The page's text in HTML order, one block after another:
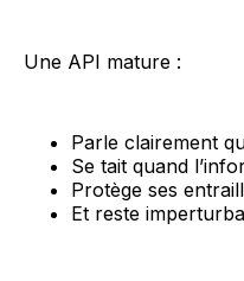
Une API mature :
Parle clairement
Se tait quand
Protège ses
Et reste